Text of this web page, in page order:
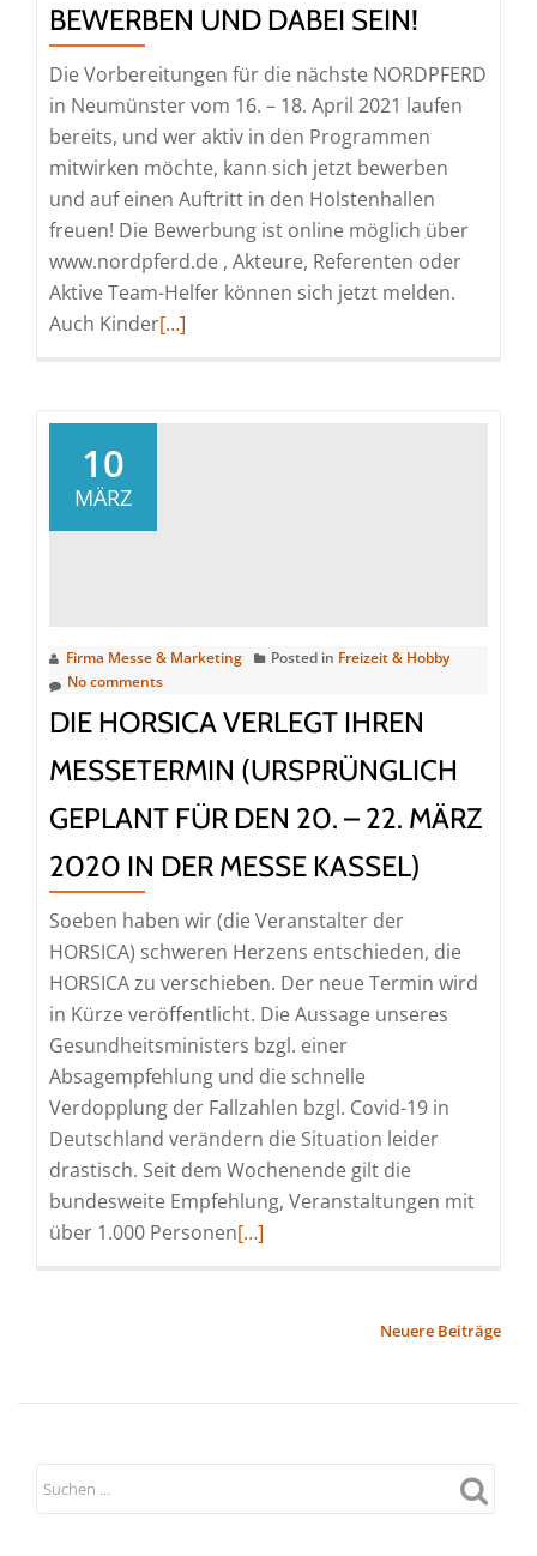
BEWERBEN UND DABEI SEIN!
Die Vorbereitungen für die nächste NORDPFERD
in Neumünster vom 16. – 18. April 2021 laufen
bereits, und wer aktiv in den Programmen
mitwirken möchte, kann sich jetzt bewerben
und auf einen Auftritt in den Holstenhallen
freuen! Die Bewerbung ist online möglich über
www.nordpferd.de , Akteure, Referenten oder
Aktive Team-Helfer können sich jetzt melden.
Auch KinderRead
[…]
10
MÄRZ
Firma Messe & Marketing Posted in Freizeit & Hobby
No comments
DIE HORSICA VERLEGT IHREN
MESSETERMIN (URSPRÜNGLICH
GEPLANT FÜR DEN 20. – 22. MÄRZ
2020 IN DER MESSE KASSEL)
Soeben haben wir (die Veranstalter der
HORSICA) schweren Herzens entschieden, die
HORSICA zu verschieben. Der neue Termin wird
in Kürze veröffentlicht. Die Aussage unseres
Gesundheitsministers bzgl. einer
Absagempfehlung und die schnelle
Verdopplung der Fallzahlen bzgl. Covid-19 in
Deutschland verändern die Situation leider
drastisch. Seit dem Wochenende gilt die
bundesweite Empfehlung, Veranstaltungen mit
über 1.000 PersonenRead
geplant
[…]
Neuere Beiträge